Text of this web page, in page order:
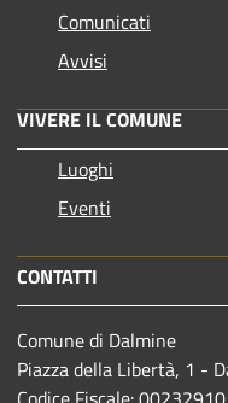
Comunicati
Avvisi
VIVERE IL COMUNE
Luoghi
Eventi
CONTATTI
Comune di Dalmine
Piazza della Libertà, 1 -